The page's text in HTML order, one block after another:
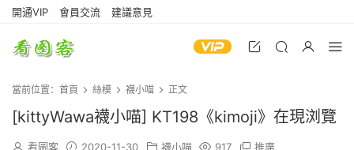
開通VIP 會員交流 建議意見
當前位置： 首頁 絲模 襪小喵 正文
[kittyWawa襪小喵] KT198《kimoji》在現浏覽
看圖客 2020-11-30 襪小喵 917 推廣